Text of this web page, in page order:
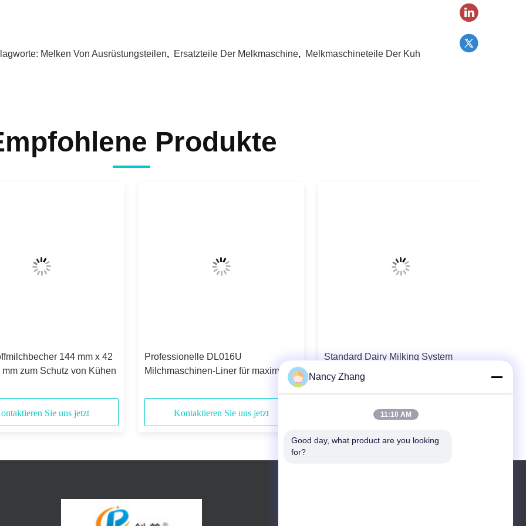
Melken Von Ausrüstungsteilen, Ersatzteile Der Melkmaschine, Melkmaschineteile Der Kuh
Produkte
144 mm x 42
mm zum Schutz von Kühen
Sie uns jetzt
Professionelle DL016U
Milchmaschinen-Liner für maximale
Kontaktieren Sie uns jetzt
Standard Dairy Milking System
Components DL01 Milking Machine
Liner The Ultimate Solution for Your
Kontaktieren Sie uns jetzt
Nancy Zhang
11:10 AM
Good day, what product are you looking
for?